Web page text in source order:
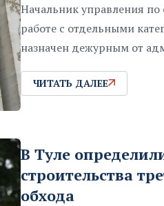
Начальник управления
работе с отдельными
назначен дежурным от
ЧИТАТЬ ДАЛЕЕ
В Туле
строительства
обхода